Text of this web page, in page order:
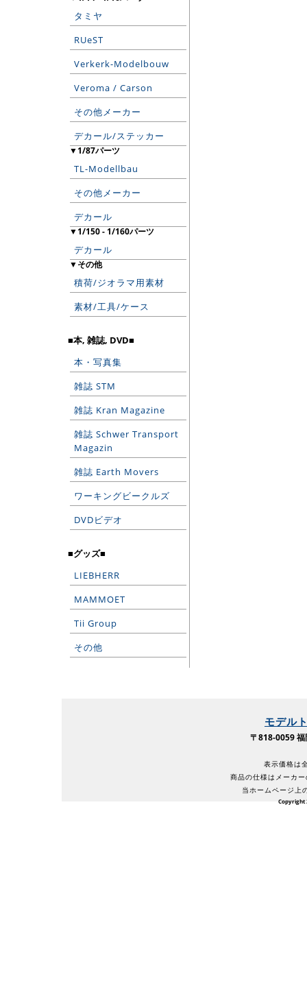
タミヤ
RUeST
Verkerk-Modelbouw
Veroma / Carson
その他メーカー
デカール/ステッカー
▼1/87パーツ
TL-Modellbau
その他メーカー
デカール
▼1/150 - 1/160パーツ
デカール
▼その他
積荷/ジオラマ用素材
素材/工具/ケース
■本, 雑誌, DVD■
本・写真集
雑誌 STM
雑誌 Kran Magazine
雑誌 Schwer Transport
Magazin
雑誌 Earth Movers
ワーキングビークルズ
DVDビデオ
■グッズ■
LIEBHERR
MAMMOET
Tii Group
その他
モデル
〒818-0059
表示価格は
商品の仕様はメーカ
当ホームページ上
Copyright